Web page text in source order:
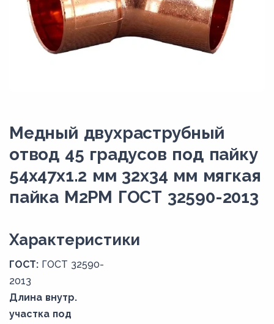
Медный двухраструбный
отвод 45 градусов под пайку
54х47х1.2 мм 32х34 мм мягкая
пайка М2РМ ГОСТ 32590-2013
Xарактеристики
ГОСТ: ГОСТ 32590-
2013
Длина внутр.
участка под